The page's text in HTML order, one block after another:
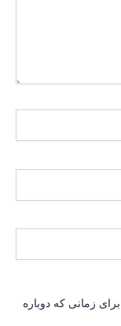
زمانی که دوباره